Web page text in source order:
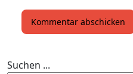
Suchen ...